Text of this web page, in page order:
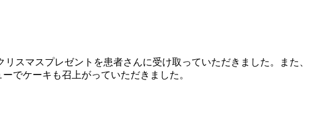
マスプレゼントを患者さんに受け取っていただきました。また、
でケーキも召上がっていただきました。